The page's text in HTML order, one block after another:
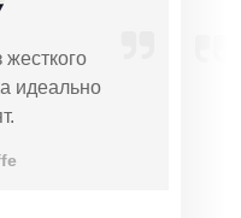
идеально